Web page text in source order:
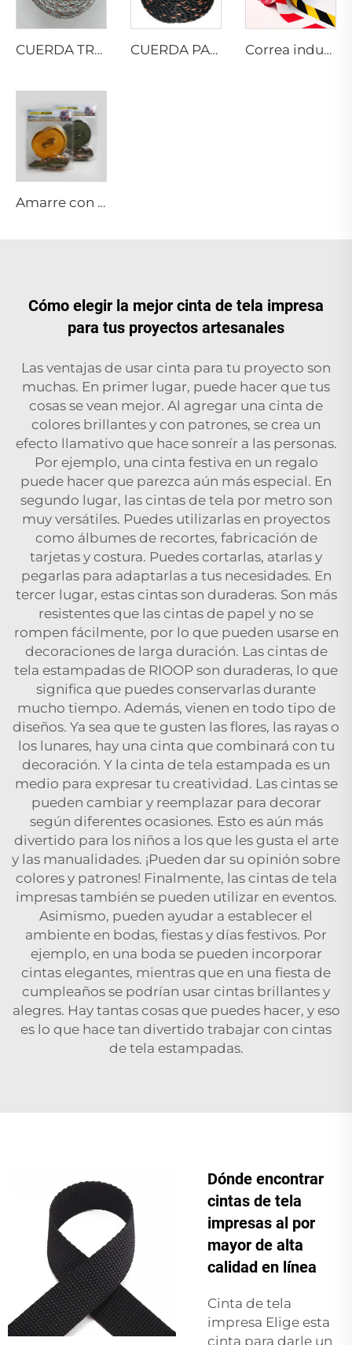
CUERDA TRENZADA DE PP CON PLOMO CUERDA PARA CAMIONES DE CALIFORNIA Correa industrial
Amarre con trinquete
Cómo elegir la mejor cinta de tela impresa
para tus proyectos artesanales
Las ventajas de usar cinta para tu proyecto son
muchas. En primer lugar, puede hacer que tus
cosas se vean mejor. Al agregar una cinta de
colores brillantes y con patrones, se crea un
efecto llamativo que hace sonreír a las personas.
Por ejemplo, una cinta festiva en un regalo
puede hacer que parezca aún más especial. En
segundo lugar, las cintas de tela por metro son
muy versátiles. Puedes utilizarlas en proyectos
como álbumes de recortes, fabricación de
tarjetas y costura. Puedes cortarlas, atarlas y
pegarlas para adaptarlas a tus necesidades. En
tercer lugar, estas cintas son duraderas. Son más
resistentes que las cintas de papel y no se
rompen fácilmente, por lo que pueden usarse en
decoraciones de larga duración. Las cintas de
tela estampadas de RIOOP son duraderas, lo que
significa que puedes conservarlas durante
mucho tiempo. Además, vienen en todo tipo de
diseños. Ya sea que te gusten las flores, las rayas o
los lunares, hay una cinta que combinará con tu
decoración. Y la cinta de tela estampada es un
medio para expresar tu creatividad. Las cintas se
pueden cambiar y reemplazar para decorar
según diferentes ocasiones. Esto es aún más
divertido para los niños a los que les gusta el arte
y las manualidades. ¡Pueden dar su opinión sobre
colores y patrones! Finalmente, las cintas de tela
impresas también se pueden utilizar en eventos.
Asimismo, pueden ayudar a establecer el
ambiente en bodas, fiestas y días festivos. Por
ejemplo, en una boda se pueden incorporar
cintas elegantes, mientras que en una fiesta de
cumpleaños se podrían usar cintas brillantes y
alegres. Hay tantas cosas que puedes hacer, y eso
es lo que hace tan divertido trabajar con cintas
de tela estampadas.
Dónde encontrar
cintas de tela
impresas al por
mayor de alta
calidad en línea
Cinta de tela
impresa Elige esta
cinta para darle un